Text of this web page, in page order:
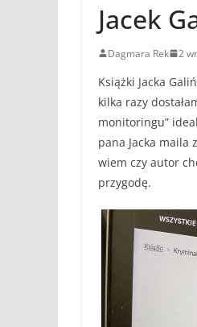
Jacek
Dagmara Rek 2
Książki Jacka
kilka razy
monitoringu”
pana Jacka maila
wiem czy autor
przygodę.